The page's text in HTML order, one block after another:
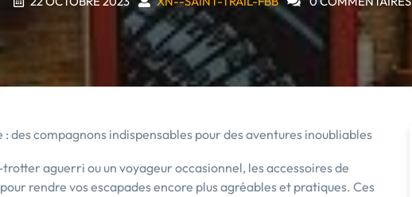
: des compagnons indispensables pour des aventures inoubliables
trotter aguerri ou un voyageur occasionnel, les accessoires de
rendre vos escapades encore plus agréables et pratiques. Ces